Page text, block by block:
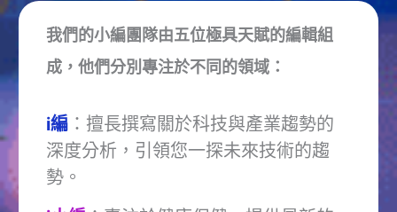
我們的小編團隊由五位極具天賦的編輯組
成，他們分別專注於不同的領域：
i編：擅長撰寫關於科技與產業趨勢的
深度分析，引領您一探未來技術的趨
勢。